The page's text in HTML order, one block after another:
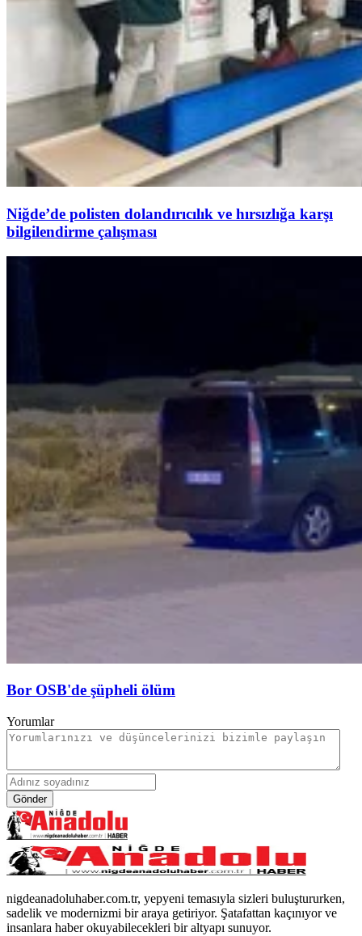
Niğde’de polisten dolandırıcılık ve hırsızlığa karşı
bilgilendirme çalışması
Bor OSB'de şüpheli ölüm
Yorumlar
Gönder
nigdeanadoluhaber.com.tr, yepyeni temasıyla sizleri buluştururken,
sadelik ve modernizmi bir araya getiriyor. Şatafattan kaçınıyor ve
insanlara haber okuyabilecekleri bir altyapı sunuyor.